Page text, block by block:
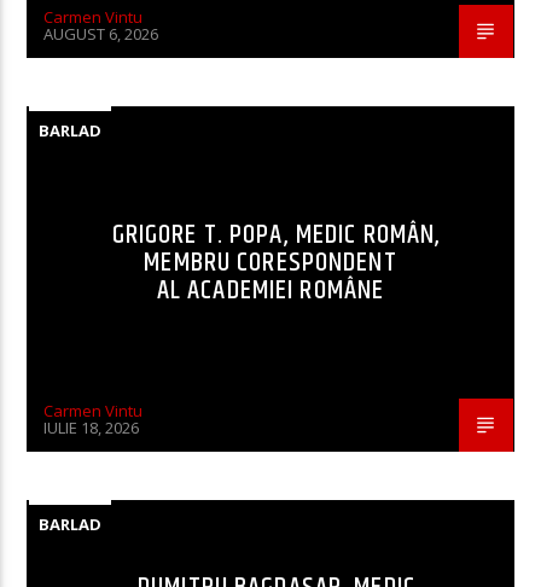
Carmen Vintu
AUGUST 6, 2026
BARLAD
GRIGORE T. POPA, MEDIC ROMÂN,
MEMBRU CORESPONDENT
AL ACADEMIEI ROMÂNE
Carmen Vintu
IULIE 18, 2026
BARLAD